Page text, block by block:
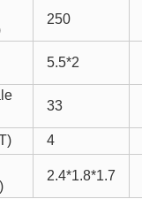
250
5.5*2
33
4
2.4*1.8*1.7